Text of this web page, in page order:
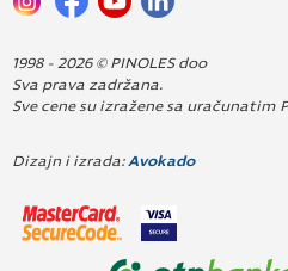
1998 - 2026 © PINOLES doo
Sva prava zadržana.
Sve cene su izražene sa uračunatim
Dizajn i izrada:Avokado